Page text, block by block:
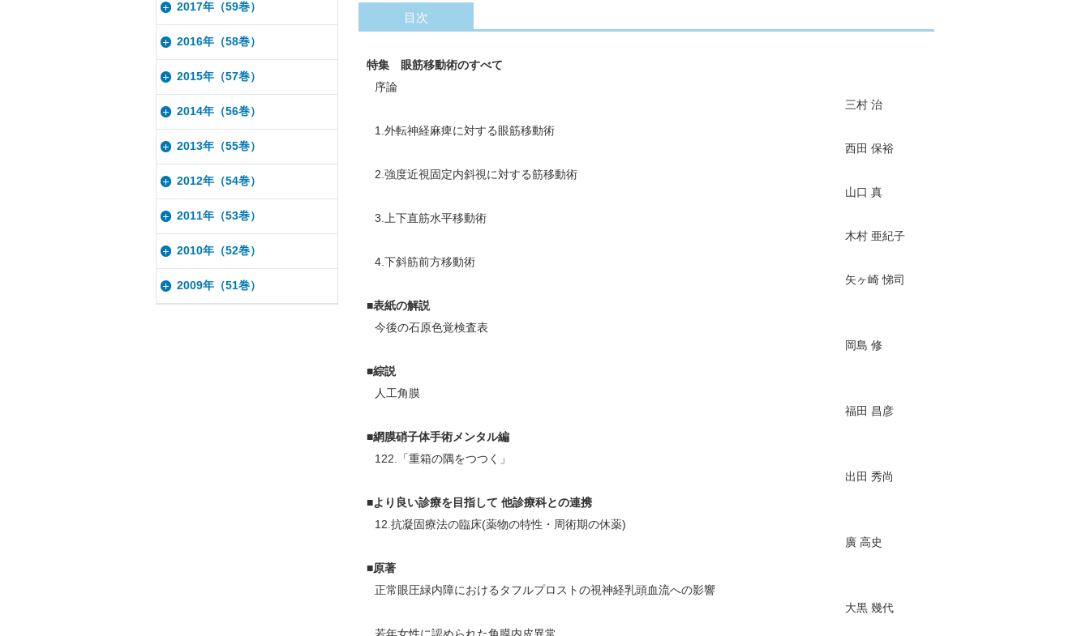
目次
特集 眼筋移動術のすべて
序論
三村 治
1.外転神経麻痺に対する眼筋移動術
西田 保裕
2.強度近視固定内斜視に対する筋移動術
山口 真
3.上下直筋水平移動術
木村 亜紀子
4.下斜筋前方移動術
矢ヶ崎 悌司
■表紙の解説
今後の石原色覚検査表
岡島 修
■綜説
人工角膜
福田 昌彦
■網膜硝子体手術メンタル編
122.「重箱の隅をつつく」
出田 秀尚
■より良い診療を目指して 他診療科との連携
12.抗凝固療法の臨床(薬物の特性・周術期の休薬)
廣 高史
■原著
正常眼圧緑内障におけるタフルプロストの視神経乳頭血流への影響
大黒 幾代
2017年（59巻）
2016年（58巻）
2015年（57巻）
2014年（56巻）
2013年（55巻）
2012年（54巻）
2011年（53巻）
2010年（52巻）
2009年（51巻）